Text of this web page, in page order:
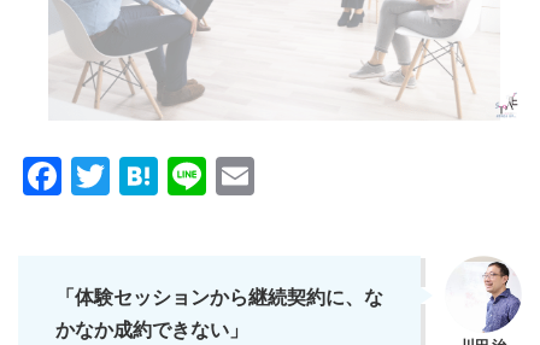
Facebook
Twitter
Hatena
Line
「体験セッションから継続契約に、な
かなか成約できない」